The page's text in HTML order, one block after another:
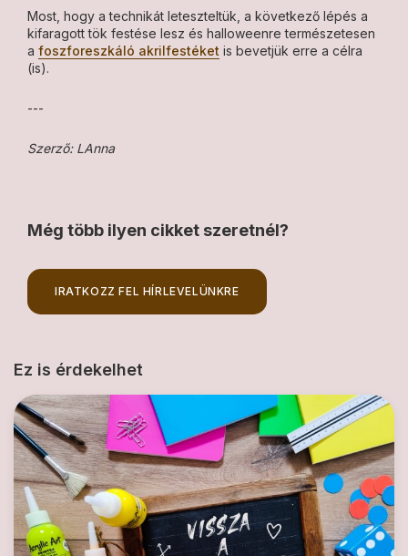
Most, hogy a technikát leteszteltük, a következő lépés a
kifaragott tök festése lesz és halloweenre természetesen
a foszforeszkáló akrilfestéket is bevetjük erre a célra
(is).
---
Szerző: LAnna
Még több ilyen cikket szeretnél?
IRATKOZZ FEL HÍRLEVELÜNKRE
Ez is érdekelhet